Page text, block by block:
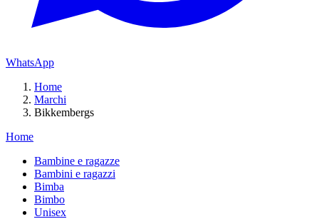
WhatsApp
Home
Marchi
Bikkembergs
Home
Bambine e ragazze
Bambini e ragazzi
Bimba
Bimbo
Unisex